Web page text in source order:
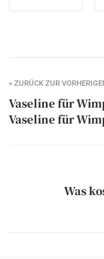
« ZURÜCK ZUR
Vaseline für
Vaseline für
Was